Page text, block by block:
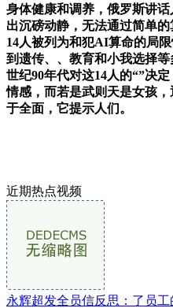
身体健康和调养，俄罗斯讲
出沉磅动静，无法通过简单
14人被列为和犯AI算命的局
到遗传、、教育和小我选择
世纪90年代对这14人的“”决
情感，而若是武则天是女孩
于全面，它提示人们。
近期热点视频
永辉超发全员信反思：了员